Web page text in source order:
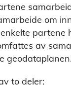
om
partene
av
geodataplanen.
to deler: